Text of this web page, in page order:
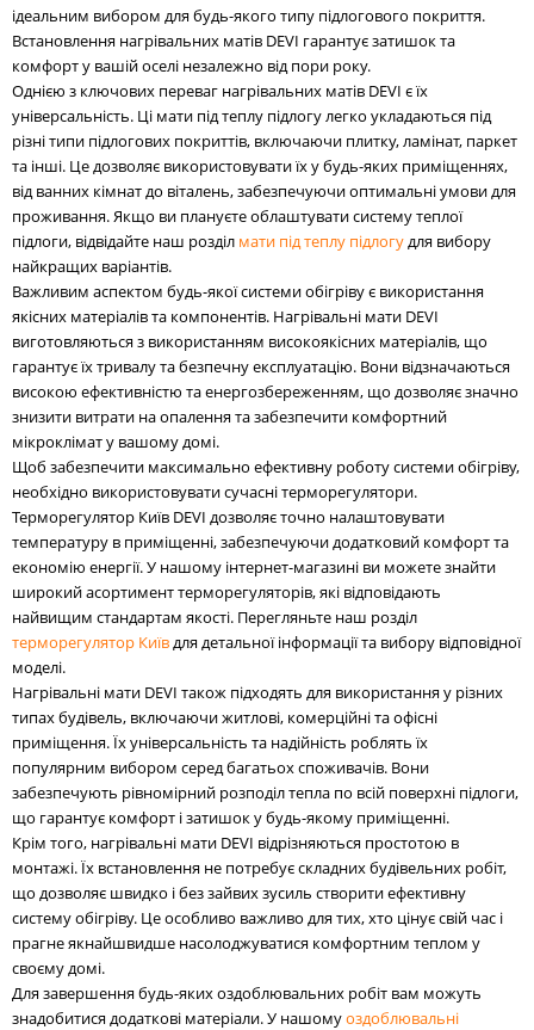
ідеальним вибором для будь-якого типу підлогового покриття.
Встановлення нагрівальних матів DEVI гарантує затишок та
комфорт у вашій оселі незалежно від пори року.
Однією з ключових переваг нагрівальних матів DEVI є їх
універсальність. Ці мати під теплу підлогу легко укладаються під
різні типи підлогових покриттів, включаючи плитку, ламінат, паркет
та інші. Це дозволяє використовувати їх у будь-яких приміщеннях,
від ванних кімнат до віталень, забезпечуючи оптимальні умови для
проживання. Якщо ви плануєте облаштувати систему теплої
підлоги, відвідайте наш розділ мати під теплу підлогудля вибору
найкращих варіантів.
Важливим аспектом будь-якої системи обігріву є використання
якісних матеріалів та компонентів. Нагрівальні мати DEVI
виготовляються з використанням високоякісних матеріалів, що
гарантує їх тривалу та безпечну експлуатацію. Вони відзначаються
високою ефективністю та енергозбереженням, що дозволяє значно
знизити витрати на опалення та забезпечити комфортний
мікроклімат у вашому домі.
Щоб забезпечити максимально ефективну роботу системи обігріву,
необхідно використовувати сучасні терморегулятори.
Терморегулятор Київ DEVI дозволяє точно налаштовувати
температуру в приміщенні, забезпечуючи додатковий комфорт та
економію енергії. У нашому інтернет-магазині ви можете знайти
широкий асортимент терморегуляторів, які відповідають
найвищим стандартам якості. Перегляньте наш розділ
терморегулятор Київдля детальної інформації та вибору відповідної
моделі.
Нагрівальні мати DEVI також підходять для використання у різних
типах будівель, включаючи житлові, комерційні та офісні
приміщення. Їх універсальність та надійність роблять їх
популярним вибором серед багатьох споживачів. Вони
забезпечують рівномірний розподіл тепла по всій поверхні підлоги,
що гарантує комфорт і затишок у будь-якому приміщенні.
Крім того, нагрівальні мати DEVI відрізняються простотою в
монтажі. Їх встановлення не потребує складних будівельних робіт,
що дозволяє швидко і без зайвих зусиль створити ефективну
систему обігріву. Це особливо важливо для тих, хто цінує свій час і
прагне якнайшвидше насолоджуватися комфортним теплом у
своєму домі.
Для завершення будь-яких оздоблювальних робіт вам можуть
знадобитися додаткові матеріали. У нашомуоздоблювальні